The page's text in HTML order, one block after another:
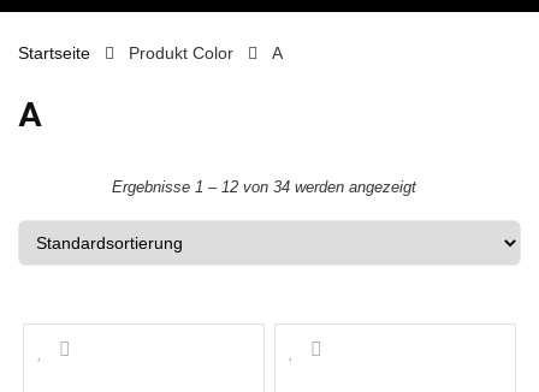
Startseite Produkt Color A
A
Ergebnisse 1 – 12 von 34 werden angezeigt